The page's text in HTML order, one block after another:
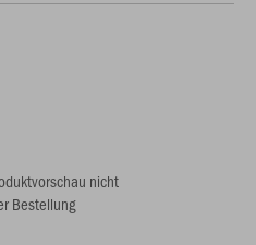
nicht
Bestellung